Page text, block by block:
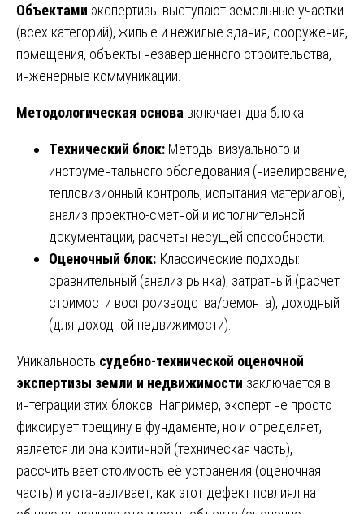
Объектами экспертизы выступают земельные участки
(всех категорий), жилые и нежилые здания, сооружения,
помещения, объекты незавершенного строительства,
инженерные коммуникации.
Методологическая основа включает два блока:
Технический блок: Методы визуального и
инструментального обследования (нивелирование,
тепловизионный контроль, испытания материалов),
анализ проектно-сметной и исполнительной
документации, расчеты несущей способности.
Оценочный блок: Классические подходы:
сравнительный (анализ рынка), затратный (расчет
стоимости воспроизводства/ремонта), доходный
(для доходной недвижимости).
Уникальность судебно-технической оценочной
экспертизы земли и недвижимости заключается в
интеграции этих блоков. Например, эксперт не просто
фиксирует трещину в фундаменте, но и определяет,
является ли она критичной (техническая часть),
рассчитывает стоимость её устранения (оценочная
часть) и устанавливает, как этот дефект повлиял на